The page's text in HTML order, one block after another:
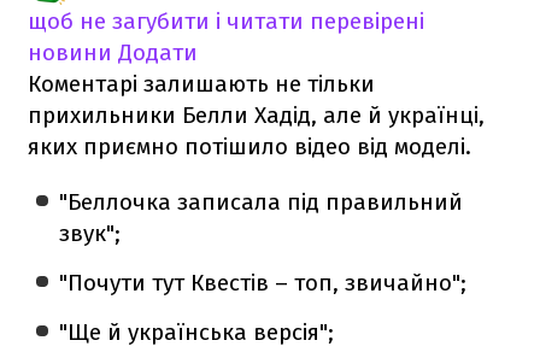
щоб не загубити і читати перевірені
новини Додати
Коментарі залишають не тільки
прихильники Белли Хадід, але й українці,
яких приємно потішило відео від моделі.
"Беллочка записала під правильний
звук";
"Почути тут Квестів – топ, звичайно";
"Ще й українська версія";